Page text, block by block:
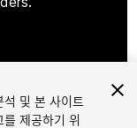
및 본 사이트
제공하기 위